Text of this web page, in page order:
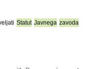
Statut Javnega zavoda